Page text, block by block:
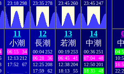
23:18298
23:35278
23:45260
23:45247
11
小潮
06:15
34
12:13212
17:52
67
12
長潮
00:04252
06:28
36
12:25208
17:59
62
13
若潮
00:19253
06:45
41
12:38204
18:13
55
14
中潮
00:36251
07:04
48
12:50201
18:33
48